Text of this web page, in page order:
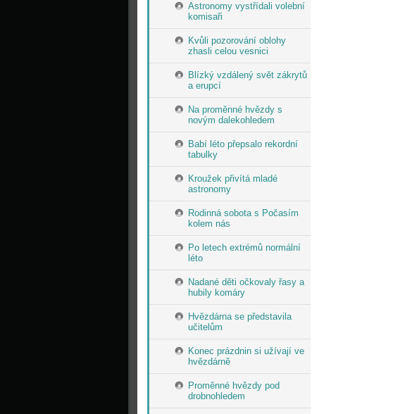
Astronomy vystřídali volební
komisaři
Kvůli pozorování oblohy
zhasli celou vesnici
Blízký vzdálený svět zákrytů
a erupcí
Na proměnné hvězdy s
novým dalekohledem
Babí léto přepsalo rekordní
tabulky
Kroužek přivítá mladé
astronomy
Rodinná sobota s Počasím
kolem nás
Po letech extrémů normální
léto
Nadané děti očkovaly řasy a
hubily komáry
Hvězdárna se představila
učitelům
Konec prázdnin si užívají ve
hvězdárně
Proměnné hvězdy pod
drobnohledem